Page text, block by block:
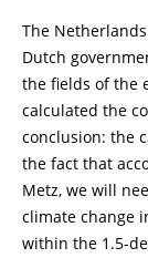
The Netherlands
Dutch
the fields of the
calculated the
conclusion: the
the fact that
Metz, we will
climate change
within the 1.5-